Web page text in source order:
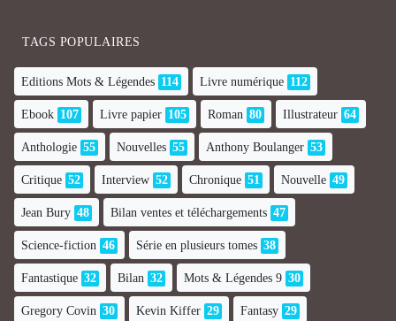
TAGS POPULAIRES
Editions Mots & Légendes 114 Livre numérique 112
Ebook 107 Livre papier 105 Roman 80 Illustrateur 64
Anthologie 55 Nouvelles 55 Anthony Boulanger 53
Critique 52 Interview 52 Chronique 51 Nouvelle 49
Jean Bury 48 Bilan ventes et téléchargements 47
Science-fiction 46 Série en plusieurs tomes 38
Fantastique 32 Bilan 32 Mots & Légendes 9 30
Gregory Covin 30 Kevin Kiffer 29 Fantasy 29